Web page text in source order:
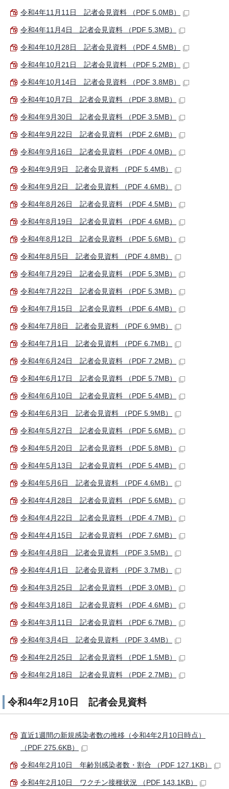
令和4年11月11日 記者会見資料 （PDF 5.0MB）
令和4年11月4日 記者会見資料 （PDF 5.3MB）
令和4年10月28日 記者会見資料 （PDF 4.5MB）
令和4年10月21日 記者会見資料 （PDF 5.2MB）
令和4年10月14日 記者会見資料 （PDF 3.8MB）
令和4年10月7日 記者会見資料 （PDF 3.8MB）
令和4年9月30日 記者会見資料 （PDF 3.5MB）
令和4年9月22日 記者会見資料 （PDF 2.6MB）
令和4年9月16日 記者会見資料 （PDF 4.0MB）
令和4年9月9日 記者会見資料 （PDF 5.4MB）
令和4年9月2日 記者会見資料 （PDF 4.6MB）
令和4年8月26日 記者会見資料 （PDF 4.5MB）
令和4年8月19日 記者会見資料 （PDF 4.6MB）
令和4年8月12日 記者会見資料 （PDF 5.6MB）
令和4年8月5日 記者会見資料 （PDF 4.8MB）
令和4年7月29日 記者会見資料 （PDF 5.3MB）
令和4年7月22日 記者会見資料 （PDF 5.3MB）
令和4年7月15日 記者会見資料 （PDF 6.4MB）
令和4年7月8日 記者会見資料 （PDF 6.9MB）
令和4年7月1日 記者会見資料 （PDF 6.7MB）
令和4年6月24日 記者会見資料 （PDF 7.2MB）
令和4年6月17日 記者会見資料 （PDF 5.7MB）
令和4年6月10日 記者会見資料 （PDF 5.4MB）
令和4年6月3日 記者会見資料 （PDF 5.9MB）
令和4年5月27日 記者会見資料 （PDF 5.6MB）
令和4年5月20日 記者会見資料 （PDF 5.8MB）
令和4年5月13日 記者会見資料 （PDF 5.4MB）
令和4年5月6日 記者会見資料 （PDF 4.6MB）
令和4年4月28日 記者会見資料 （PDF 5.6MB）
令和4年4月22日 記者会見資料 （PDF 4.7MB）
令和4年4月15日 記者会見資料 （PDF 7.6MB）
令和4年4月8日 記者会見資料 （PDF 3.5MB）
令和4年4月1日 記者会見資料 （PDF 3.7MB）
令和4年3月25日 記者会見資料 （PDF 3.0MB）
令和4年3月18日 記者会見資料 （PDF 4.6MB）
令和4年3月11日 記者会見資料 （PDF 6.7MB）
令和4年3月4日 記者会見資料 （PDF 3.4MB）
令和4年2月25日 記者会見資料 （PDF 1.5MB）
令和4年2月18日 記者会見資料 （PDF 2.7MB）
令和4年2月10日 記者会見資料
直近1週間の新規感染者数の推移（令和4年2月10日時点）
（PDF 275.6KB）
令和4年2月10日 年齢別感染者数・割合 （PDF 127.1KB）
令和4年2月10日 ワクチン接種状況 （PDF 143.1KB）